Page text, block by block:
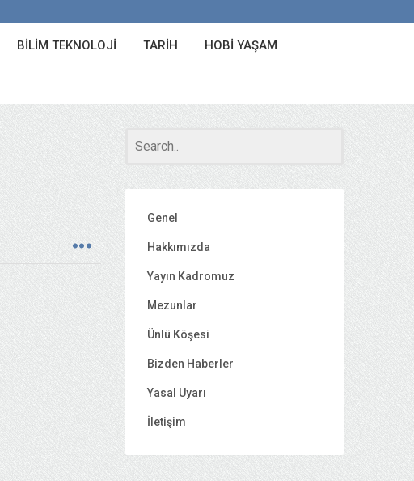
BILIM TEKNOLOJI TARIH HOBI YAŞAM
Genel
Hakkımızda
Yayın Kadromuz
Mezunlar
Ünlü Köşesi
Bizden Haberler
Yasal Uyarı
İletişim